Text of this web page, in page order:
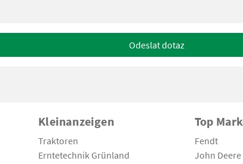
Odeslat dotaz
Kleinanzeigen
Traktoren
Erntetechnik Grünland
Top
Fendt
John Deere